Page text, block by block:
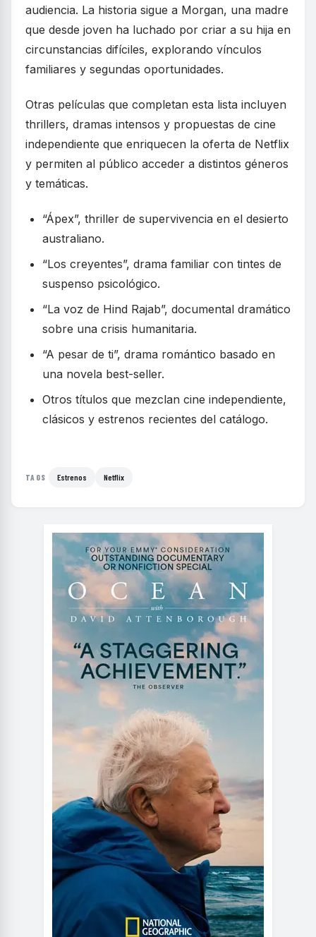
audiencia. La historia sigue a Morgan, una madre
que desde joven ha luchado por criar a su hija en
circunstancias difíciles, explorando vínculos
familiares y segundas oportunidades.
Otras películas que completan esta lista incluyen
thrillers, dramas intensos y propuestas de cine
independiente que enriquecen la oferta de Netflix
y permiten al público acceder a distintos géneros
y temáticas.
“Ápex”, thriller de supervivencia en el desierto
australiano.
“Los creyentes”, drama familiar con tintes de
suspenso psicológico.
“La voz de Hind Rajab”, documental dramático
sobre una crisis humanitaria.
“A pesar de ti”, drama romántico basado en
una novela best-seller.
Otros títulos que mezclan cine independiente,
clásicos y estrenos recientes del catálogo.
TAGS Estrenos Netflix